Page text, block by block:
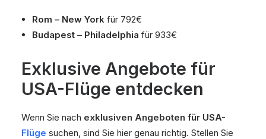
Rom – New York für 792€
Budapest – Philadelphia für 933€
Exklusive Angebote für
USA-Flüge entdecken
Wenn Sie nach exklusiven Angeboten für USA-
Flüge suchen, sind Sie hier genau richtig. Stellen Sie